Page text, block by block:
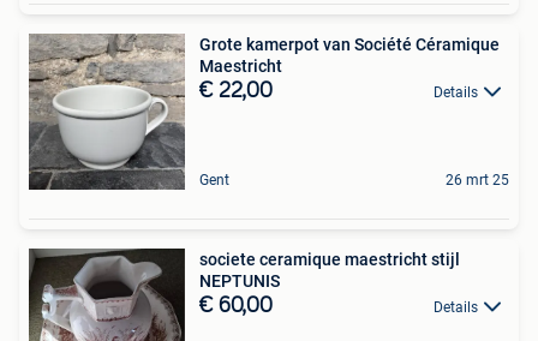
Grote kamerpot van Société Céramique
Maestricht
€ 22,00 Details
Gent 26 mrt 25
societe ceramique maestricht stijl
NEPTUNIS
€ 60,00 Details